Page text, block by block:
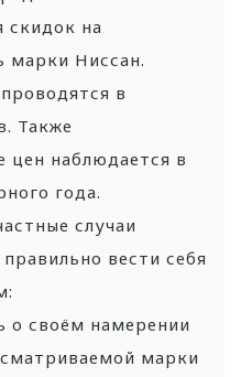
скидок на
марки Ниссан.
в
Также
цен наблюдается в
года.
случаи
вести себя
о своём намерении
марки